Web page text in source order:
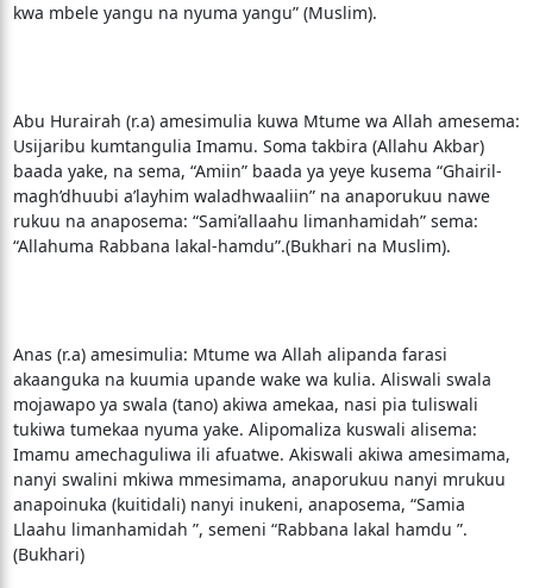
kwa mbele yangu na nyuma yangu” (Muslim).
Abu Hurairah (r.a) amesimulia kuwa Mtume wa Allah amesema:
Usijaribu kumtangulia Imamu. Soma takbira (Allahu Akbar)
baada yake, na sema, “Amiin” baada ya yeye kusema “Ghairil-
magh’dhuubi a’layhim waladhwaaliin” na anaporukuu nawe
rukuu na anaposema: “Sami’allaahu limanhamidah” sema:
“Allahuma Rabbana lakal-hamdu”.(Bukhari na Muslim).
Anas (r.a) amesimulia: Mtume wa Allah alipanda farasi
akaanguka na kuumia upande wake wa kulia. Aliswali swala
mojawapo ya swala (tano) akiwa amekaa, nasi pia tuliswali
tukiwa tumekaa nyuma yake. Alipomaliza kuswali alisema:
Imamu amechaguliwa ili afuatwe. Akiswali akiwa amesimama,
nanyi swalini mkiwa mmesimama, anaporukuu nanyi mrukuu
anapoinuka (kuitidali) nanyi inukeni, anaposema, “Samia
Llaahu limanhamidah ”, semeni “Rabbana lakal hamdu ”.
(Bukhari)